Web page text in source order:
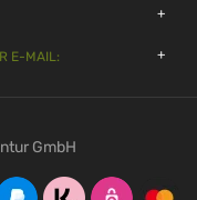
E-MAIL:
GmbH